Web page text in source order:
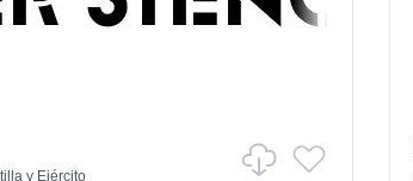
y Ejército